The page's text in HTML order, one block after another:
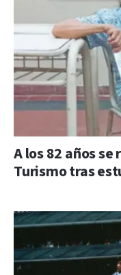
A los 82 años
Turismo tras